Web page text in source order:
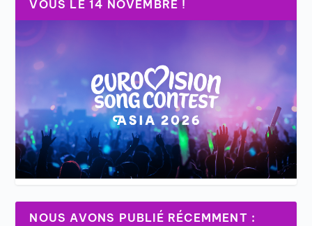
VOUS LE 14 NOVEMBRE !
NOUS AVONS PUBLIÉ RÉCEMMENT :